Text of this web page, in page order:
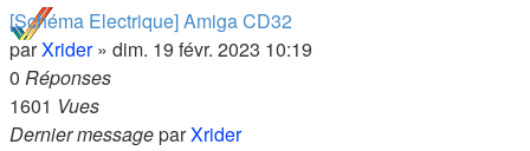
[Schéma Electrique] Amiga CD32
parXrider» dim. 19 févr. 2023 10:19
0 Réponses
1601 Vues
Dernier messageparXrider